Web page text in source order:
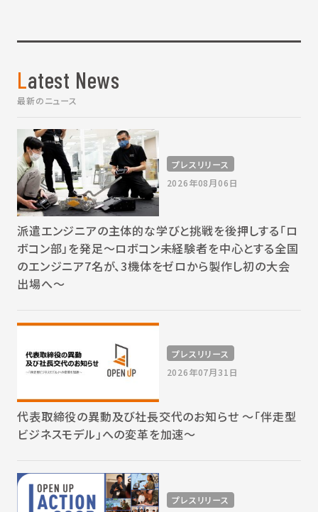
Latest News
最新のニュース
プレスリリース
2026年08月06日
派遣エンジニアの主体的な学びと挑戦を後押しする「ロ
ボコン部」を発足～ロボコン未経験者を中心とする全国
のエンジニア7名が、3機体をゼロから製作し初の大会
出場へ～
プレスリリース
2026年07月31日
代表取締役の異動及び社長交代のお知らせ 〜「伴走型
ビジネスモデル」への変革を加速〜
プレスリリース